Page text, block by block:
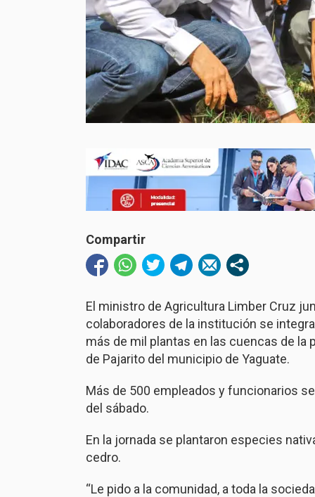
Compartir
El ministro de Agricultura Limber Cruz
colaboradores de la institución se
más de mil plantas en las cuencas de la
de Pajarito del municipio de Yaguate.
Más de 500 empleados y funcionarios
del sábado.
En la jornada se plantaron especies
cedro.
“Le pido a la comunidad, a toda la